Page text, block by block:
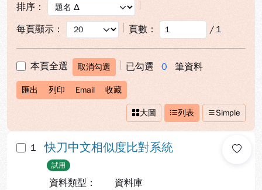
排序：
每頁顯示：
頁數： / 1
本頁全選 取消勾選 已勾選 0 筆資料
匯出 列印 Email 收藏
大圖 列表 Simple
1 快刀中文相似度比對系統
試用
資料類型：
資料庫